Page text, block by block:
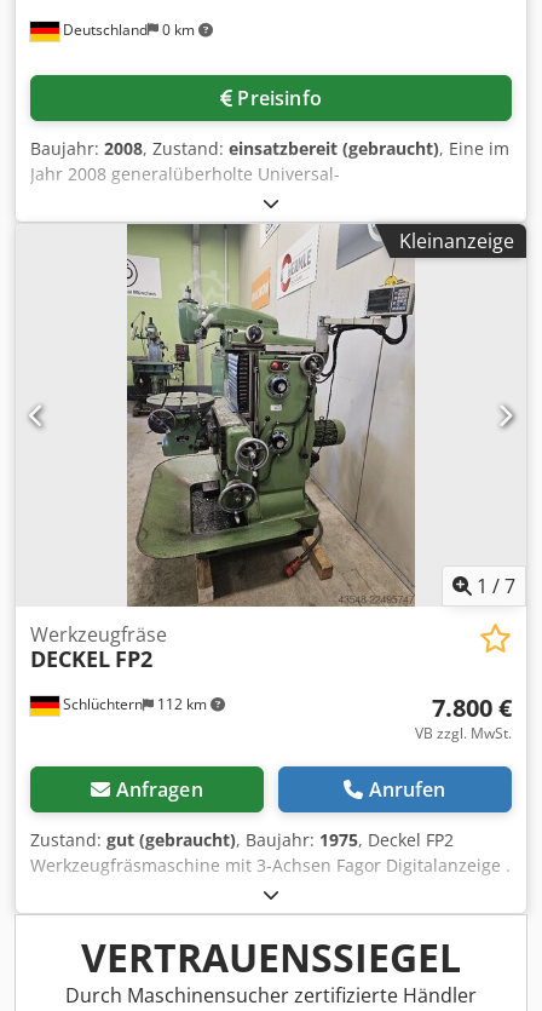
Deutschland 0 km
Preisinfo
Baujahr: 2008, Zustand: einsatzbereit (gebraucht), Eine im
Jahr 2008 generalüberholte Universal-
Werkzeugfräsmaschine Friedrich Deckel aus dem Jahr 1989
steht zur Verfügung. Verfahrweg X/Y/Z:
560mm/500mm/450mm, Tischdimensionen X/Y:
900mm/530mm, max. Tischbelastung: 450kg,
Werkzeugaufnahme: SK40, Pinolenhub: 80mm,
Fräskopfschwenkung: +/-90°, Drehzahl: 4000U/min,
Vorschub: 3,6m/min, Eilgang: 4m/min.
Maschinendimensionen X/Y/Z: 2350mm/2200mm/2000mm,
Gewicht: ca. 2200kg. Dokumentation vorhanden. Eine
Besichtigung vor Ort ist möglich. Cjdpfx Adezqu E Hjqerf
Kleinanzeige
1 /7
Schlüchtern 112 km
Werkzeugfräse
DECKEL FP2
7.800 €
VB zzgl. MwSt.
Anfragen Anrufen
Zustand: gut (gebraucht), Baujahr: 1975, Deckel FP2
Werkzeugfräsmaschine mit 3-Achsen Fagor Digitalanzeige .
Maschine ist in einem guten Zustand , kommt aus
Ausbildungsabteilung. Universal Schwenk-Rundtisch, SK
40 Spindelaufnahme , Zubehör : div. Spannzangen und
Fräserdorne. Guter betriebsbereiter Zustand .Nach
Absprache unter Strom vorführbar. Cedpszruudofx Adqerf
VERTRAUENSSIEGEL
Durch Maschinensucher zertifizierte Händler